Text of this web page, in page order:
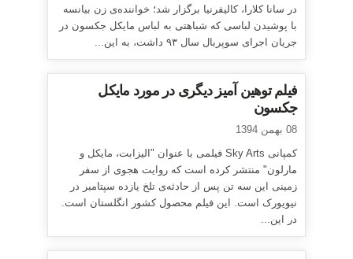
در سانا کلارا، کالیفرنیا برگزار شد؛ خواننده‌ی زن بیانسه
با پوشیدن لباسی که شباهتی به لباس مایکل جکسون در
جریان اجرای سوپربال سال ۹۳ داشت، به این...
فیلم توهین آمیز دیگری در مورد مایکل
جکسون
08 بهمن 1394
کمپانی Sky Arts فیلمی با عنوان "الیزابت، مایکل و
مارلون" منتشر کرده است که روایت هجوی از سفر
زمینی این سه تن پس از حادثه‌ی تلخ یازده سپتامبر در
نیویورک است. این فیلم محصول کشور انگلستان است.
در این...